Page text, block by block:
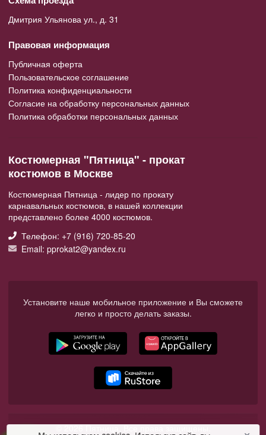
Дмитрия Ульянова ул., д. 31
Правовая информация
Публичная оферта
Пользовательское соглашение
Политика конфиденциальности
Согласие на обработку персональных данных
Политика обработки персональных данных
Костюмерная "Пятница" - прокат
костюмов в Москве
Костюмерная Пятница - лидер по прокату
карнавальных костюмов, в нашей коллекции
представлено более 4000 костюмов.
Телефон: +7 (916) 720-85-20
Email: pprokat2@yandex.ru
Установите наше мобильное приложение и Вы сможете
легко и просто делать заказы.
© 2026 Пятница. Все права защищены.